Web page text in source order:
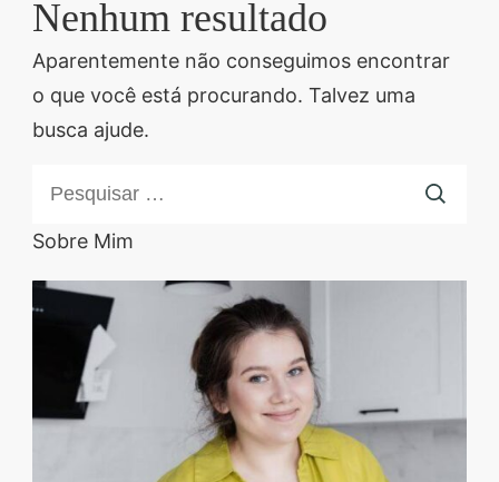
Descubra sobremesas
irresistíveis, refeições
vida na cozinha. 🍰🥗
um jantar especial ou
sobremesas de dar água
na boca? Nós temos
tudo o que você
precisa! Explore nosso
site e descubra técnicas
Nenhum resultado
Aparentemente não conseguimos encontrar
o que você está procurando. Talvez uma
busca ajude.
Sobre Mim